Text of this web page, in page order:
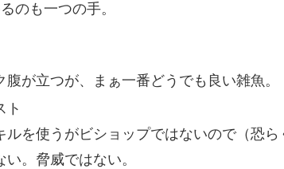
のも一つの手。
腹が立つが、まぁ一番どうでも良い雑魚。
ト
ルを使うがビショップではないので（恐
い。脅威ではない。